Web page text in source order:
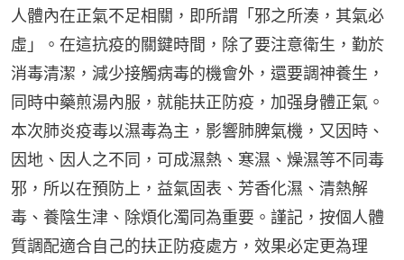
人體內在正氣不足相關，即所謂「邪之所湊，其氣必
虛」。在這抗疫的關鍵時間，除了要注意衛生，勤於
消毒清潔，減少接觸病毒的機會外，還要調神養生，
同時中藥煎湯內服，就能扶正防疫，加强身體正氣。
本次肺炎疫毒以濕毒為主，影響肺脾氣機，又因時、
因地、因人之不同，可成濕熱、寒濕、燥濕等不同毒
邪，所以在預防上，益氣固表、芳香化濕、清熱解
毒、養陰生津、除煩化濁同為重要。謹記，按個人體
質調配適合自己的扶正防疫處方，效果必定更為理